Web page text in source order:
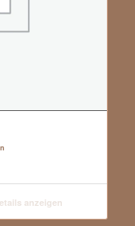
anzeigen